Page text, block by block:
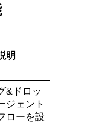
明
&ドロッ
ジェント
ローを設